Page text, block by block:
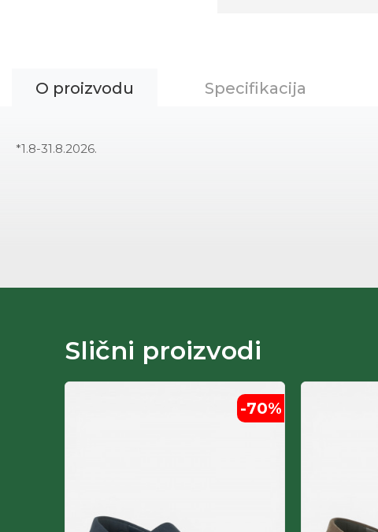
O proizvodu Specifikacija
*1.8-31.8.2026.
Slični proizvodi
-70%